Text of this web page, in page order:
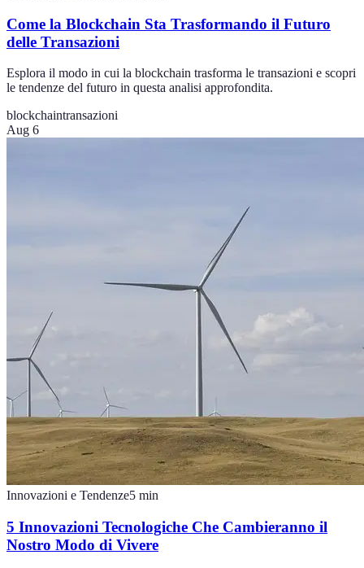
Come la Blockchain Sta Trasformando il Futuro
delle Transazioni
Esplora il modo in cui la blockchain trasforma le transazioni e scopri
le tendenze del futuro in questa analisi approfondita.
blockchaintransazioni
Aug 6
Innovazioni e Tendenze5 min
5 Innovazioni Tecnologiche Che Cambieranno il
Nostro Modo di Vivere